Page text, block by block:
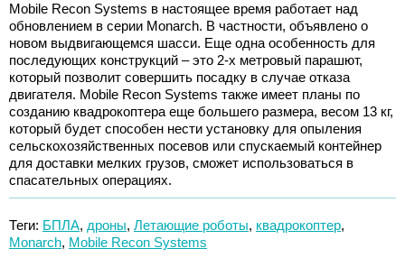
Mobile Recon Systems в настоящее время работает над
обновлением в серии Monarch. В частности, объявлено о
новом выдвигающемся шасси. Еще одна особенность для
последующих конструкций – это 2-х метровый парашют,
который позволит совершить посадку в случае отказа
двигателя. Mobile Recon Systems также имеет планы по
созданию квадрокоптера еще большего размера, весом 13 кг,
который будет способен нести установку для опыления
сельскохозяйственных посевов или спускаемый контейнер
для доставки мелких грузов, сможет использоваться в
спасательных операциях.
Теги: БПЛА, дроны, Летающие роботы, квадрокоптер,
Monarch, Mobile Recon Systems